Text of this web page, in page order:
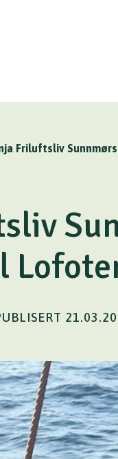
Friluftsliv